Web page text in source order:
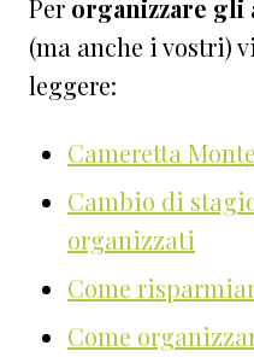
Per organizzare gli
(ma anche i vostri)
leggere:
Cameretta
Cambio di
organizzati
Come
Come